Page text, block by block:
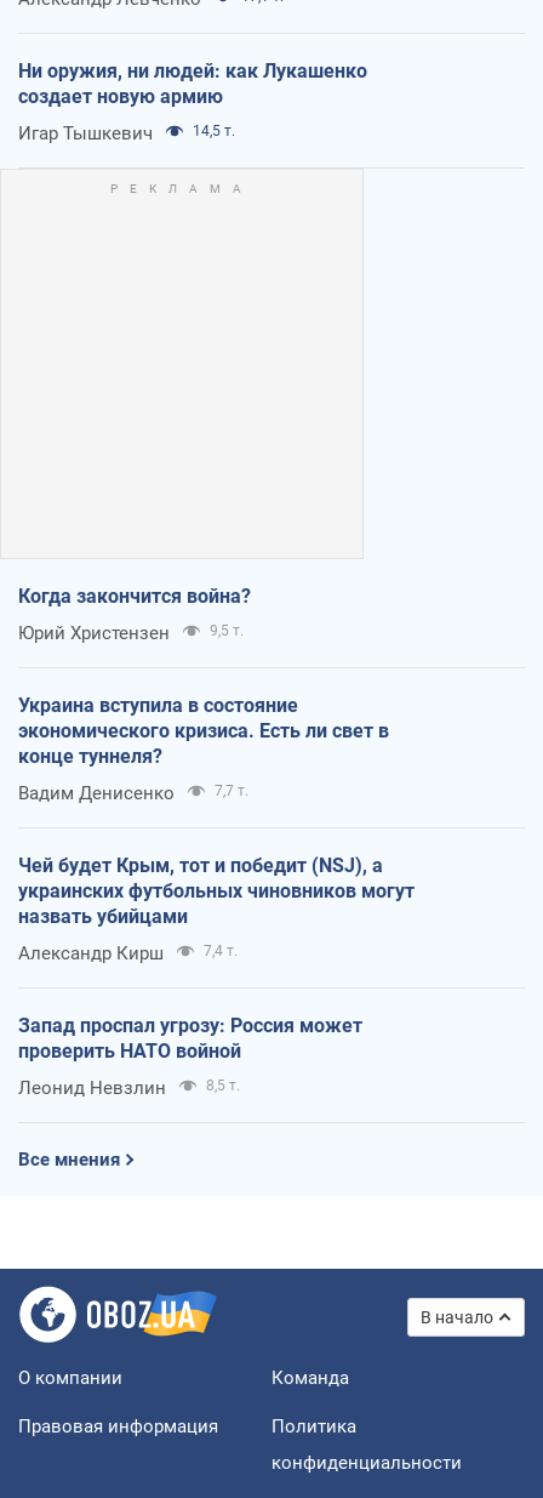
Ни оружия, ни людей: как Лукашенко
создает новую армию
Игар Тышкевич 14,5 т.
Когда закончится война?
Юрий Христензен 9,5 т.
Украина вступила в состояние
экономического кризиса. Есть ли свет в
конце туннеля?
Вадим Денисенко 7,7 т.
Чей будет Крым, тот и победит (NSJ), а
украинских футбольных чиновников могут
назвать убийцами
Александр Кирш 7,4 т.
Запад проспал угрозу: Россия может
проверить НАТО войной
Леонид Невзлин 8,5 т.
Все мнения
В начало
О компании Команда
Правовая информация
Политика
конфиденциальности